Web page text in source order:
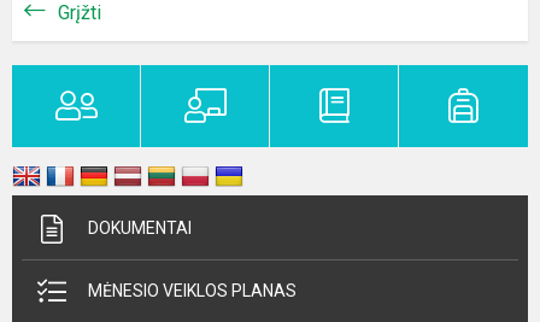
Grįžti
DOKUMENTAI
MĖNESIO VEIKLOS PLANAS